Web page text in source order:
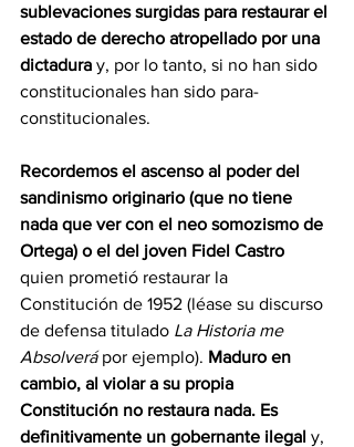
sublevaciones surgidas para restaurar el
estado de derecho atropellado por una
dictadura y, por lo tanto, si no han sido
constitucionales han sido para-
constitucionales.
Recordemos el ascenso al poder del
sandinismo originario (que no tiene
nada que ver con el neo somozismo de
Ortega) o el del joven Fidel Castro
quien prometió restaurar la
Constitución de 1952 (léase su discurso
de defensa titulado La Historia me
Absolverá por ejemplo). Maduro en
cambio, al violar a su propia
Constitución no restaura nada. Es
definitivamente un gobernante ilegal y,